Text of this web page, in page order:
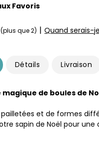
Favoris
(plus que 2) | Quand serais-
Détails Livraison
magique de boules de
et de formes
sapin de Noël pour